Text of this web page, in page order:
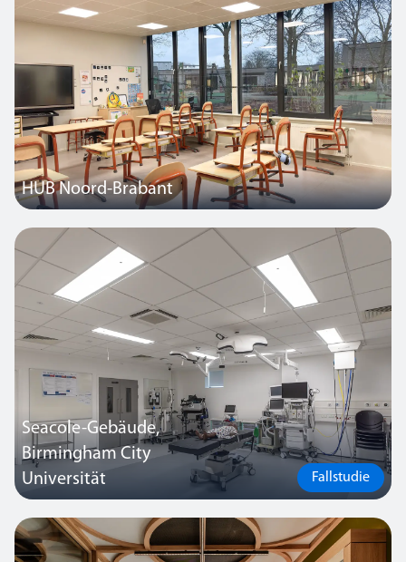
HUB Noord-Brabant
Der Standort Rosmalen des niederländischen Bildungsanbieters
HUB Noord-Brabant hat vollständig auf energieeffiziente,
zuverlässige und langlebige intelligente LED-Beleuchtung von
Thorlux umgestellt.
Seacole-Gebäude,
Birmingham City
Universität
Fallstudie
Die langjährige und erfolgreiche Zusammenarbeit mit der
Birmingham City University (BCU) führte zu unserem jüngsten
Beleuchtungsprojekt: Auf vier Etagen eines Fakultätsgebäudes der